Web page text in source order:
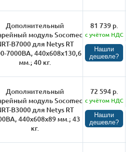
Дополнительный
модуль Socomec
B7000 для Netys RT
7000ВА, 440х608х130,6
мм.; 40 кг.
81 739 р.
с учётом НДС
Нашли
дешевле?
Дополнительный
модуль Socomec
B3000 для Netys RT
440х608х89 мм.; 43
кг.
72 594 р.
с учётом НДС
Нашли
дешевле?